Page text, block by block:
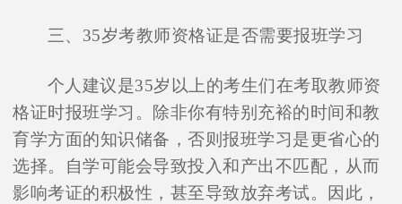
三、35岁考教师资格证是否需要报班学习
个人建议是35岁以上的考生们在考取教师资
格证时报班学习。除非你有特别充裕的时间和教
育学方面的知识储备，否则报班学习是更省心的
选择。自学可能会导致投入和产出不匹配，从而
影响考证的积极性，甚至导致放弃考试。因此，